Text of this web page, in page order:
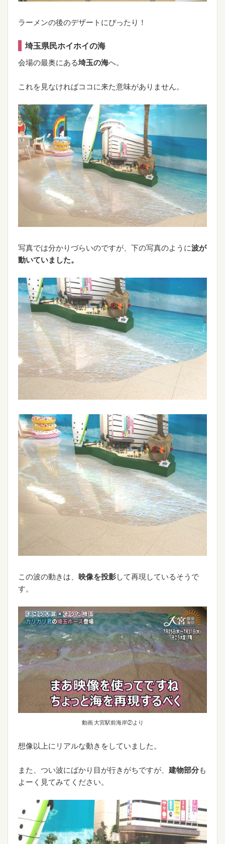
ラーメンの後のデザートにぴったり！
埼玉県民ホイホイの海
会場の最奥にある埼玉の海へ。
これを見なければココに来た意味がありません。
写真では分かりづらいのですが、下の写真のように波が
動いていました。
この波の動きは、 映像を投影して再現しているそうで
す。
動画 大宮駅前海岸②より
想像以上にリアルな動きをしていました。
また、つい波にばかり目が行きがちですが、 建物部分も
よーく見てみてください。